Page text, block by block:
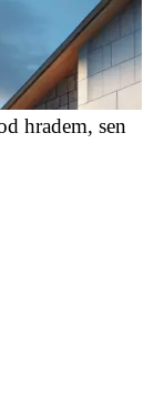
hradem, sen